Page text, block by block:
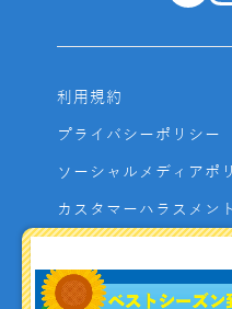
利用規約
プライバシーポリシー
ソーシャルメディアポ
カスタマーハラスメン
よくあるご質問